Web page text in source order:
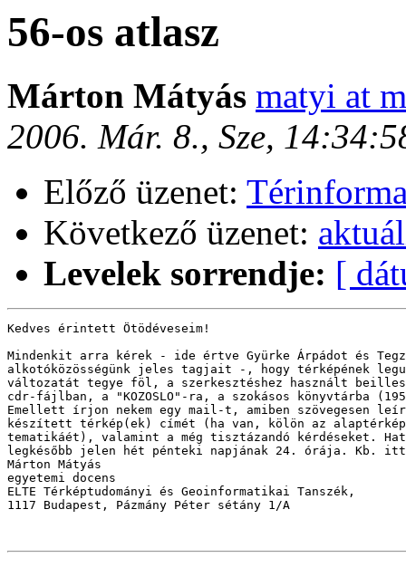
56-os atlasz
Márton Mátyás matyi at
2006. Már. 8., Sze,
Előző üzenet:
Következő üzenet:
Levelek sorrendje: [
Kedves érintett Ötödéveseim!
Mindenkit arra kérek - ide értve Gyürke Árpádot és
alkotóközösségünk jeles tagjait -, hogy térképének
változatát tegye föl, a szerkesztéshez használt
cdr-fájlban, a "KOZOSLO"-ra, a szokásos könyvtárba
Emellett írjon nekem egy mail-t, amiben szövegesen
készített térkép(ek) címét (ha van, kölön az
tematikáét), valamint a még tisztázandó kérdéseket.
legkésőbb jelen hét pénteki napjának 24. órája. Kb.
Márton Mátyás
egyetemi docens
ELTE Térképtudományi és Geoinformatikai Tanszék,
1117 Budapest, Pázmány Péter sétány 1/A